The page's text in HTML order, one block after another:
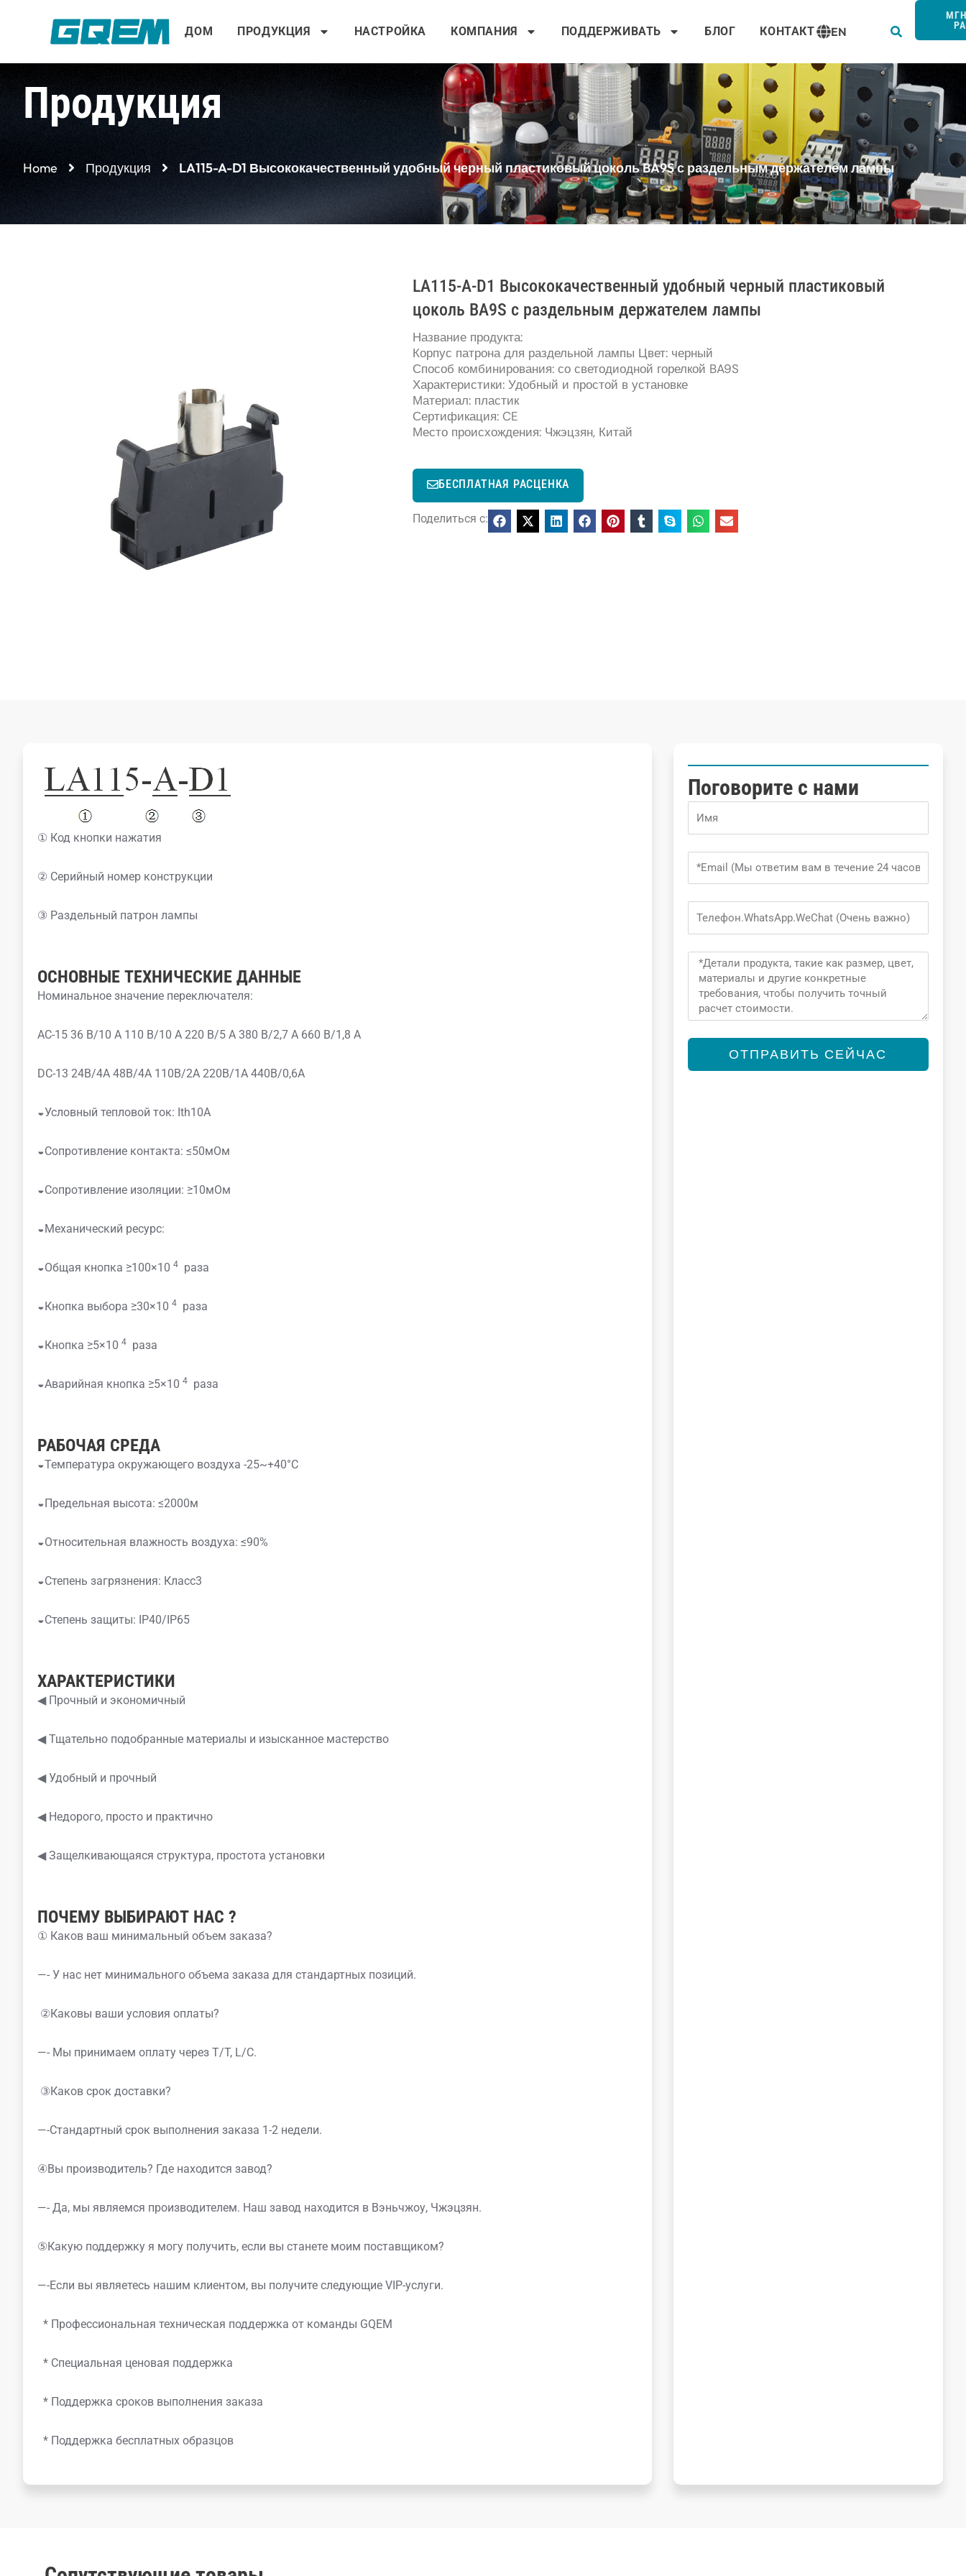
содержимому
ДОМ ПРОДУКЦИЯ НАСТРОЙКА КОМПАНИЯ ПОДДЕРЖИВАТЬ БЛОГ КОНТАКТ EN
Продукция
Home Продукция LA115-A-D1 Высококачественный удобный черный пластиковый цоколь BA9S с раздельным держателем лампы
LA115-A-D1 Высококачественный удобный черный пластиковый
цоколь BA9S с раздельным держателем лампы
Название продукта:
Корпус патрона для раздельной лампы Цвет: черный
Способ комбинирования: со светодиодной горелкой BA9S
Характеристики: Удобный и простой в установке
Материал: пластик
Сертификация: CE
Место происхождения: Чжэцзян, Китай
БЕСПЛАТНАЯ РАСЦЕНКА
Поделиться с:
① Код кнопки нажатия
② Серийный номер конструкции
③ Раздельный патрон лампы
ОСНОВНЫЕ ТЕХНИЧЕСКИЕ ДАННЫЕ
Номинальное значение переключателя:
AC-15 36 В/10 А 110 В/10 А 220 В/5 А 380 В/2,7 А 660 В/1,8 А
DC-13 24В/4А 48В/4А 110В/2А 220В/1А 440В/0,6А
◒Условный тепловой ток: Ith10A
◒Сопротивление контакта: ≤50мОм
◒Сопротивление изоляции: ≥10мОм
◒Механический ресурс:
◒Общая кнопка ≥100×10 4 раза
◒Кнопка выбора ≥30×10 4 раза
◒Кнопка ≥5×10 4 раза
◒Аварийная кнопка ≥5×10 4 раза
РАБОЧАЯ СРЕДА
◒Температура окружающего воздуха -25~+40°C
◒Предельная высота: ≤2000м
◒Относительная влажность воздуха: ≤90%
◒Степень загрязнения: Класс3
◒Степень защиты: IP40/IP65
ХАРАКТЕРИСТИКИ
◀ Прочный и экономичный
◀ Тщательно подобранные материалы и изысканное мастерство
◀ Удобный и прочный
◀ Недорого, просто и практично
◀ Защелкивающаяся структура, простота установки
ПОЧЕМУ ВЫБИРАЮТ НАС ?
① Каков ваш минимальный объем заказа?
—- У нас нет минимального объема заказа для стандартных позиций.
②Каковы ваши условия оплаты?
—- Мы принимаем оплату через T/T, L/C.
③Каков срок доставки?
—-Стандартный срок выполнения заказа 1-2 недели.
④Вы производитель? Где находится завод?
—- Да, мы являемся производителем. Наш завод находится в Вэньчжоу, Чжэцзян.
⑤Какую поддержку я могу получить, если вы станете моим поставщиком?
—-Если вы являетесь нашим клиентом, вы получите следующие VIP-услуги.
* Профессиональная техническая поддержка от команды GQEM
* Специальная ценовая поддержка
* Поддержка сроков выполнения заказа
* Поддержка бесплатных образцов
Поговорите с нами
Email
Message
ОТПРАВИТЬ СЕЙЧАС